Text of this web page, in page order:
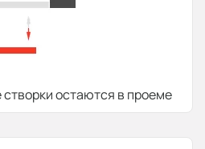
остаются в проеме